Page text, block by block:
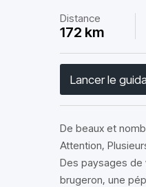
Distance
172 km
Lancer le
De beaux et
Attention,
Des paysages de
brugeron, une